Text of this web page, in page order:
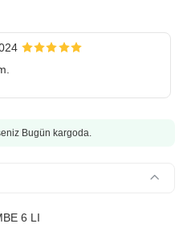
Bugün kargoda.
6 LI